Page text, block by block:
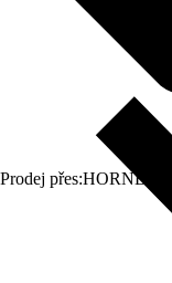
Prodej přes: